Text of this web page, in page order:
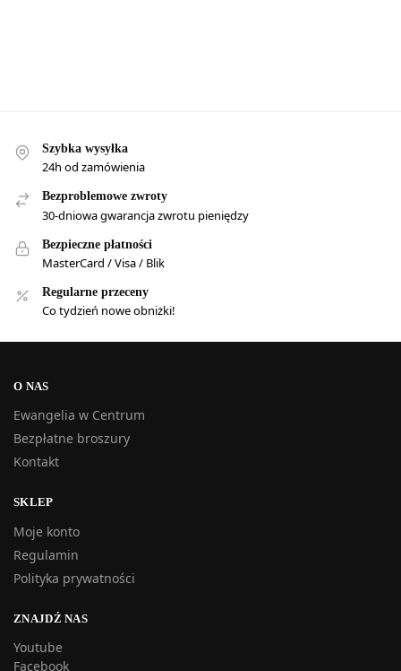
Szybka wysyłka
24h od zamówienia
Bezproblemowe zwroty
30-dniowa gwarancja zwrotu pieniędzy
Bezpieczne płatności
MasterCard / Visa / Blik
Regularne przeceny
Co tydzień nowe obniżki!
O NAS
Ewangelia w Centrum
Bezpłatne broszury
Kontakt
SKLEP
Moje konto
Regulamin
Polityka prywatności
ZNAJDŹ NAS
Youtube
Facebook